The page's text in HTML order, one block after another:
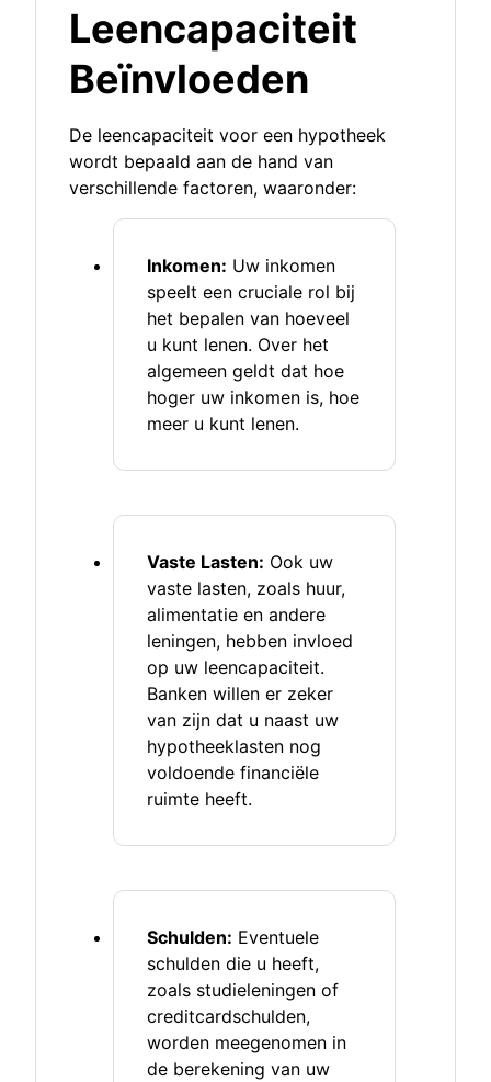
Leencapaciteit
Beïnvloeden
De leencapaciteit voor een hypotheek
wordt bepaald aan de hand van
verschillende factoren, waaronder:
Inkomen: Uw inkomen
speelt een cruciale rol bij
het bepalen van hoeveel
u kunt lenen. Over het
algemeen geldt dat hoe
hoger uw inkomen is, hoe
meer u kunt lenen.
Vaste Lasten: Ook uw
vaste lasten, zoals huur,
alimentatie en andere
leningen, hebben invloed
op uw leencapaciteit.
Banken willen er zeker
van zijn dat u naast uw
hypotheeklasten nog
voldoende financiële
ruimte heeft.
Schulden: Eventuele
schulden die u heeft,
zoals studieleningen of
creditcardschulden,
worden meegenomen in
de berekening van uw